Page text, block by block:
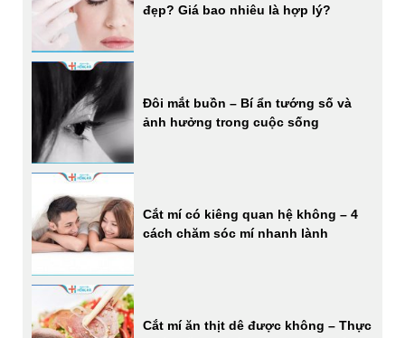
đẹp? Giá bao nhiêu là hợp lý?
Đôi mắt buồn – Bí ẩn tướng số và
ảnh hưởng trong cuộc sống
Cắt mí có kiêng quan hệ không – 4
cách chăm sóc mí nhanh lành
Cắt mí ăn thịt dê được không – Thực